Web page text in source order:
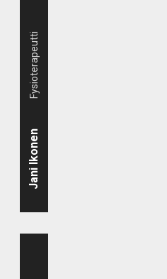
Jani Ikonen
Fysioterapeutti